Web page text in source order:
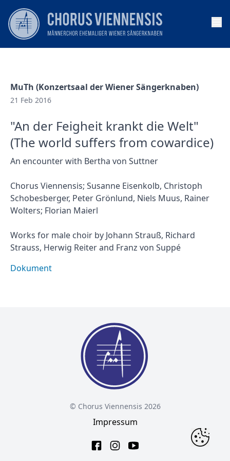
MuTh (Konzertsaal der Wiener Sängerknaben)
21 Feb 2016
"An der Feigheit krankt die Welt"
(The world suffers from cowardice)
An encounter with Bertha von Suttner
Chorus Viennensis; Susanne Eisenkolb, Christoph
Schobesberger, Peter Grönlund, Niels Muus, Rainer
Wolters; Florian Maierl
Works for male choir by Johann Strauß, Richard
Strauss, Herwig Reiter and Franz von Suppé
Dokument
© Chorus Viennensis 2026
Impressum